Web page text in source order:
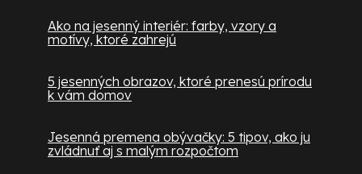
Ako na jesenný interiér: farby, vzory a
motívy, ktoré zahrejú
5 jesenných obrazov, ktoré prenesú prírodu
k vám domov
Jesenná premena obývačky: 5 tipov, ako ju
zvládnuť aj s malým rozpočtom